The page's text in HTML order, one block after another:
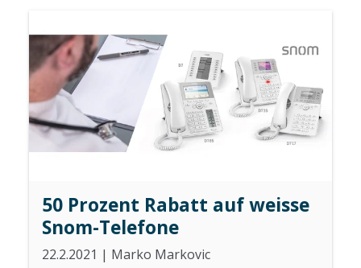
50 Prozent Rabatt auf weisse
Snom-Telefone
22.2.2021 | Marko Markovic